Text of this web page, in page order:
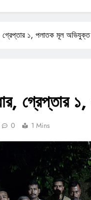
গ্রেপ্তার ১, পলাতক মূল অভিযুক্ত
0 1 Mins